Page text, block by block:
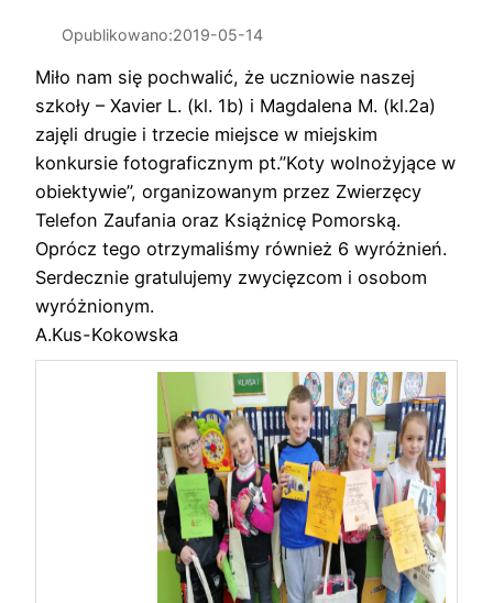
Opublikowano:2019-05-14
Miło nam się pochwalić, że uczniowie naszej
szkoły – Xavier L. (kl. 1b) i Magdalena M. (kl.2a)
zajęli drugie i trzecie miejsce w miejskim
konkursie fotograficznym pt.”Koty wolnożyjące w
obiektywie”, organizowanym przez Zwierzęcy
Telefon Zaufania oraz Książnicę Pomorską.
Oprócz tego otrzymaliśmy również 6 wyróżnień.
Serdecznie gratulujemy zwycięzcom i osobom
wyróżnionym.
A.Kus-Kokowska